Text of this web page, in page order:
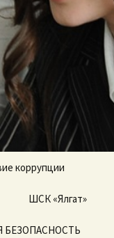
коррупции
ШСК «Ялгат»
Всероссийские